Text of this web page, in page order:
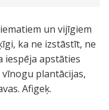
un vijīgiem
ka ne izstāstīt, ne
iespēja apstāties
plantācijas,
Afigeķ.